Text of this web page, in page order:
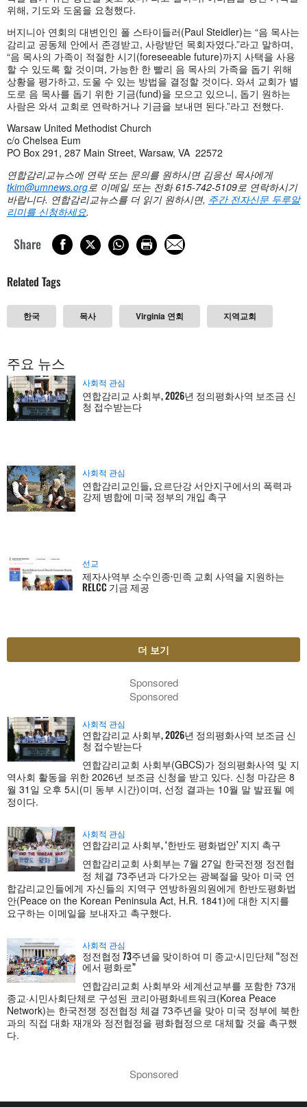
위해, 기도와 도움을 요청했다.
버지니아 연회의 대변인인 폴 스타이들러(Paul Steidler)는 “음 목사는
감리교 공동체 안에서 존경받고, 사랑받던 목회자였다.”라고 말하며,
“음 목사의 가족이 적절한 시기(foreseeable future)까지 사택을 사용
할 수 있도록 할 것이며, 가능한 한 빨리 음 목사의 가족을 돕기 위해
상황을 평가하고, 도울 수 있는 방법을 결정할 것이다. 와셔 교회가 별
도로 음 목사를 돕기 위한 기금(fund)을 모으고 있으니, 돕기 원하는
사람은 와셔 교회로 연락하거나 기금을 보내면 된다.”라고 전했다.
Warsaw United Methodist Church
c/o Chelsea Eum
PO Box 291, 287 Main Street, Warsaw, VA 22572
연합감리교뉴스에 연락또는 문의를 원하시면 김응선 목사에게
tkim@umnews.org로 이메일 또는 전화 615-742-5109로 연락하시기
바랍니다. 연합감리교뉴스를 더 읽기 원하시면, 주간 전자신문 두루알
리미를 신청하세요.
Share
Related Tags
한국 목사 Virginia 연회 지역교회
주요 뉴스
사회적 관심
연합감리교 사회부, 2026년 정의평화사역 보조금 신
청 접수받는다
사회적 관심
연합감리교인들, 요르단강 서안지구에서의 폭력과
강제 병합에 미국 정부의 개입 촉구
선교
제자사역부 소수인종·민족 교회 사역을 지원하는
RELCC 기금 제공
더 보기
Sponsored
Sponsored
사회적 관심
연합감리교 사회부, 2026년 정의평화사역 보조금 신
청 접수받는다
연합감리교회 사회부(GBCS)가 정의평화사역 및 지
역사회 활동을 위한 2026년 보조금 신청을 받고 있다. 신청 마감은 8
월 31일 오후 5시(미 동부 시간)이며, 선정 결과는 10월 말 발표될 예
정이다.
사회적 관심
연합감리교 사회부, ‘한반도 평화법안’ 지지 촉구
연합감리교회 사회부는 7월 27일 한국전쟁 정전협
정 체결 73주년과 다가오는 광복절을 맞아 미국 연
합감리교인들에게 자신들의 지역구 연방하원의원에게 한반도평화법
안(Peace on the Korean Peninsula Act, H.R. 1841)에 대한 지지를
요구하는 이메일을 보내자고 촉구했다.
사회적 관심
정전협정 73주년을 맞이하여 미 종교·시민단체 “정전
에서 평화로”
연합감리교회 사회부와 세계선교부를 포함한 73개
종교·시민사회단체로 구성된 코리아평화네트워크(Korea Peace
Network)는 한국전쟁 정전협정 체결 73주년을 맞아 미국 정부에 북한
과의 직접 대화 재개와 정전협정을 평화협정으로 대체할 것을 촉구했
다.
Sponsored